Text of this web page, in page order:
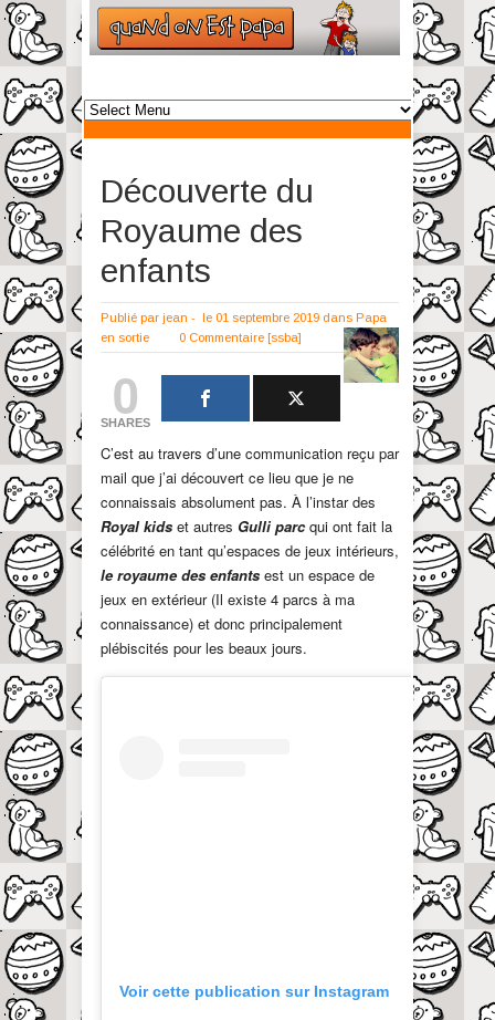
Découverte du
Royaume des
enfants
Publié par jean - le 01 septembre 2019 dans Papa
en sortie
0 Commentaire [ssba]
0
SHARES
C’est au travers d’une communication reçu par
mail que j’ai découvert ce lieu que je ne
connaissais absolument pas. À l’instar des
Royal kids et autres Gulli parcqui ont fait la
célébrité en tant qu’espaces de jeux intérieurs,
le royaume des enfants est un espace de
jeux en extérieur (Il existe 4 parcs à ma
connaissance) et donc principalement
plébiscités pour les beaux jours.
Voir cette publication sur Instagram